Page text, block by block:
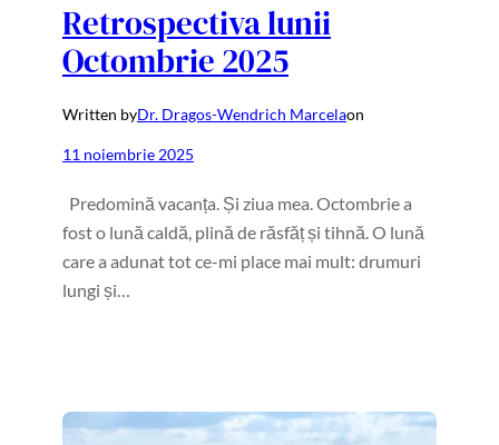
Retrospectiva lunii
Octombrie 2025
Written byDr. Dragos-Wendrich Marcelaon
11 noiembrie 2025
Predomină vacanța. Și ziua mea. Octombrie a
fost o lună caldă, plină de răsfăț și tihnă. O lună
care a adunat tot ce-mi place mai mult: drumuri
lungi și…